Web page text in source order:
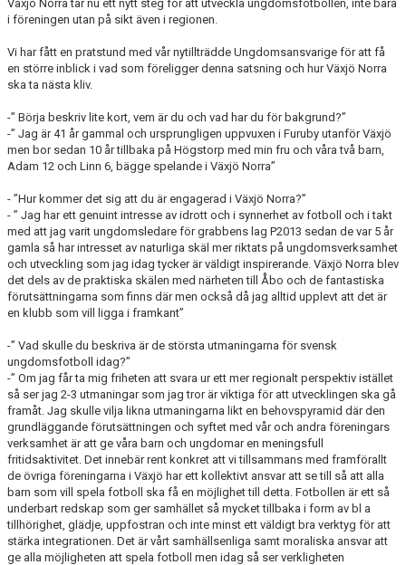
Växjö Norra tar nu ett nytt steg för att utveckla ungdomsfotbollen, inte bara
i föreningen utan på sikt även i regionen.
Vi har fått en pratstund med vår nytillträdde Ungdomsansvarige för att få
en större inblick i vad som föreligger denna satsning och hur Växjö Norra
ska ta nästa kliv.
-” Börja beskriv lite kort, vem är du och vad har du för bakgrund?”
-” Jag är 41 år gammal och ursprungligen uppvuxen i Furuby utanför Växjö
men bor sedan 10 år tillbaka på Högstorp med min fru och våra två barn,
Adam 12 och Linn 6, bägge spelande i Växjö Norra”
- ”Hur kommer det sig att du är engagerad i Växjö Norra?”
- ” Jag har ett genuint intresse av idrott och i synnerhet av fotboll och i takt
med att jag varit ungdomsledare för grabbens lag P2013 sedan de var 5 år
gamla så har intresset av naturliga skäl mer riktats på ungdomsverksamhet
och utveckling som jag idag tycker är väldigt inspirerande. Växjö Norra blev
det dels av de praktiska skälen med närheten till Åbo och de fantastiska
förutsättningarna som finns där men också då jag alltid upplevt att det är
en klubb som vill ligga i framkant”
-” Vad skulle du beskriva är de största utmaningarna för svensk
ungdomsfotboll idag?”
-” Om jag får ta mig friheten att svara ur ett mer regionalt perspektiv istället
så ser jag 2-3 utmaningar som jag tror är viktiga för att utvecklingen ska gå
framåt. Jag skulle vilja likna utmaningarna likt en behovspyramid där den
grundläggande förutsättningen och syftet med vår och andra föreningars
verksamhet är att ge våra barn och ungdomar en meningsfull
fritidsaktivitet. Det innebär rent konkret att vi tillsammans med framförallt
de övriga föreningarna i Växjö har ett kollektivt ansvar att se till så att alla
barn som vill spela fotboll ska få en möjlighet till detta. Fotbollen är ett så
underbart redskap som ger samhället så mycket tillbaka i form av bl a
tillhörighet, glädje, uppfostran och inte minst ett väldigt bra verktyg för att
stärka integrationen. Det är vårt samhällsenliga samt moraliska ansvar att
ge alla möjligheten att spela fotboll men idag så ser verkligheten